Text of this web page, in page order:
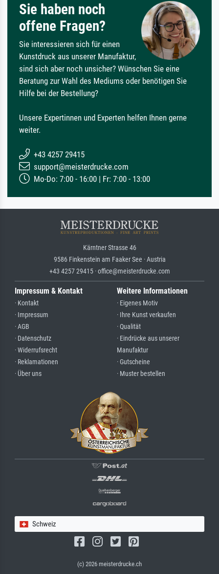
Sie haben noch
offene Fragen?
Sie interessieren sich für einen
Kunstdruck aus unserer Manufaktur,
sind sich aber noch unsicher? Wünschen Sie eine
Beratung zur Wahl des Mediums oder benötigen Sie
Hilfe bei der Bestellung?
Unsere Expertinnen und Experten helfen Ihnen gerne
weiter.
+43 4257 29415
support@meisterdrucke.com
Mo-Do: 7:00 - 16:00 | Fr: 7:00 - 13:00
Kärntner Strasse 46
9586 Finkenstein am Faaker See · Austria
+43 4257 29415 · office@meisterdrucke.com
Impressum & Kontakt
· Kontakt
· Impressum
· AGB
· Datenschutz
· Widerrufsrecht
· Reklamationen
· Über uns
Weitere Informationen
· Eigenes Motiv
· Ihre Kunst verkaufen
· Qualität
· Eindrücke aus unserer
Manufaktur
· Gutscheine
· Muster bestellen
Schweiz
(c) 2026 meisterdrucke.ch